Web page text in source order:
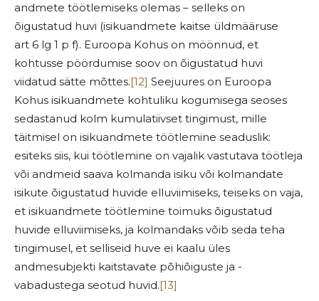
andmete töötlemiseks olemas – selleks on
õigustatud huvi (isikuandmete kaitse üldmääruse
art 6 lg 1 p f). Euroopa Kohus on möönnud, et
kohtusse pöördumise soov on õigustatud huvi
viidatud sätte mõttes.[12] Seejuures on Euroopa
Kohus isikuandmete kohtuliku kogumisega seoses
sedastanud kolm kumulatiivset tingimust, mille
täitmisel on isikuandmete töötlemine seaduslik:
esiteks siis, kui töötlemine on vajalik vastutava töötleja
või andmeid saava kolmanda isiku või kolmandate
isikute õigustatud huvide elluviimiseks, teiseks on vaja,
et isikuandmete töötlemine toimuks õigustatud
huvide elluviimiseks, ja kolmandaks võib seda teha
tingimusel, et selliseid huve ei kaalu üles
andmesubjekti kaitstavate põhiõiguste ja -
vabadustega seotud huvid.[13]